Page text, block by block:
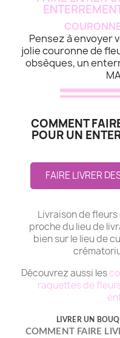
Pensez à envoyer
jolie couronne de
obsèques, un
COMMENT
POUR UN
FAIRE LIVRER
Livraison de
proche du lieu de
bien sur le lieu de
Découvrez aussi les
raquettes de
LIVRER UN
COMMENT FAIRE